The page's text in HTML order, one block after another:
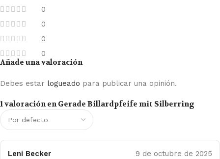
0
0
0
0
1 valoración enGerade Billardpfeife mit Silberring
Leni Becker 9 de octubre de 2025
Añade una valoración
Debes estar logueado para publicar una opinión.